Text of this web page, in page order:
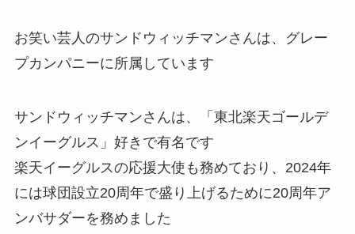
お笑い芸人のサンドウィッチマンさんは、グレー
プカンパニーに所属しています
サンドウィッチマンさんは、「東北楽天ゴールデ
ンイーグルス」好きで有名です
楽天イーグルスの応援大使も務めており、2024年
には球団設立20周年で盛り上げるために20周年ア
ンバサダーを務めました